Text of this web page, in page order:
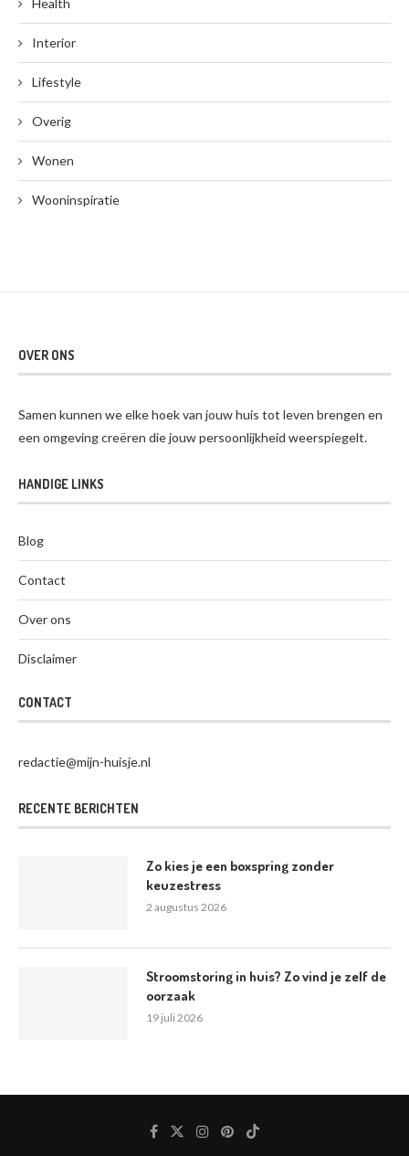
Health
Interior
Lifestyle
Overig
Wonen
Wooninspiratie
OVER ONS
Samen kunnen we elke hoek van jouw huis tot leven brengen en
een omgeving creëren die jouw persoonlijkheid weerspiegelt.
HANDIGE LINKS
Blog
Contact
Over ons
Disclaimer
CONTACT
redactie@mijn-huisje.nl
RECENTE BERICHTEN
Zo kies je een boxspring zonder
keuzestress
2 augustus 2026
Stroomstoring in huis? Zo vind je zelf de
oorzaak
19 juli 2026